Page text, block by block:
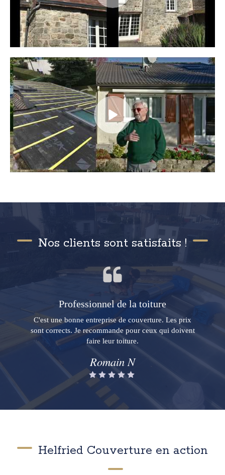
Nos clients sont satisfaits !
Professionnel de la toiture
C'est une bonne entreprise de couverture. Les prix
sont corrects. Je recommande pour ceux qui doivent
faire leur toiture.
Romain N
Helfried Couverture en action